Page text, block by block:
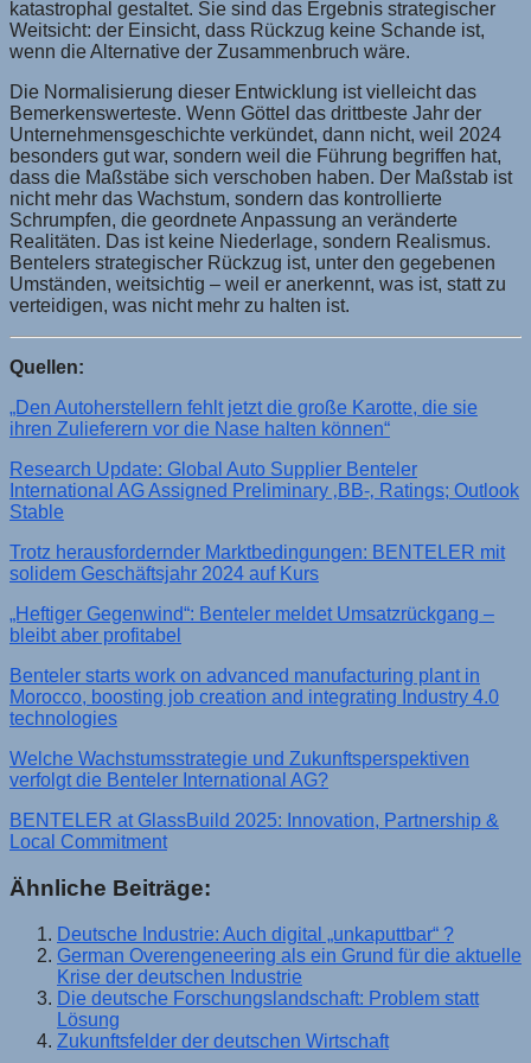
katastrophal gestaltet. Sie sind das Ergebnis strategischer
Weitsicht: der Einsicht, dass Rückzug keine Schande ist,
wenn die Alternative der Zusammenbruch wäre.
Die Normalisierung dieser Entwicklung ist vielleicht das
Bemerkenswerteste. Wenn Göttel das drittbeste Jahr der
Unternehmensgeschichte verkündet, dann nicht, weil 2024
besonders gut war, sondern weil die Führung begriffen hat,
dass die Maßstäbe sich verschoben haben. Der Maßstab ist
nicht mehr das Wachstum, sondern das kontrollierte
Schrumpfen, die geordnete Anpassung an veränderte
Realitäten. Das ist keine Niederlage, sondern Realismus.
Bentelers strategischer Rückzug ist, unter den gegebenen
Umständen, weitsichtig – weil er anerkennt, was ist, statt zu
verteidigen, was nicht mehr zu halten ist.
Quellen:
„Den Autoherstellern fehlt jetzt die große Karotte, die sie
ihren Zulieferern vor die Nase halten können“
Research Update: Global Auto Supplier Benteler
International AG Assigned Preliminary ‚BB-‚ Ratings; Outlook
Stable
Trotz herausfordernder Marktbedingungen: BENTELER mit
solidem Geschäftsjahr 2024 auf Kurs
„Heftiger Gegenwind“: Benteler meldet Umsatzrückgang –
bleibt aber profitabel
Benteler starts work on advanced manufacturing plant in
Morocco, boosting job creation and integrating Industry 4.0
technologies
Welche Wachstumsstrategie und Zukunftsperspektiven
verfolgt die Benteler International AG?
BENTELER at GlassBuild 2025: Innovation, Partnership &
Local Commitment
Ähnliche Beiträge:
Deutsche Industrie: Auch digital „unkaputtbar“ ?
German Overengeneering als ein Grund für die aktuelle
Krise der deutschen Industrie
Die deutsche Forschungslandschaft: Problem statt
Lösung
Zukunftsfelder der deutschen Wirtschaft